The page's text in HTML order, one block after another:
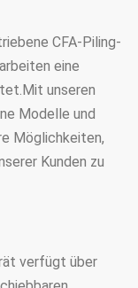
CFA-Piling-
eine
unseren
Modelle und
Möglichkeiten,
Kunden zu
verfügt über